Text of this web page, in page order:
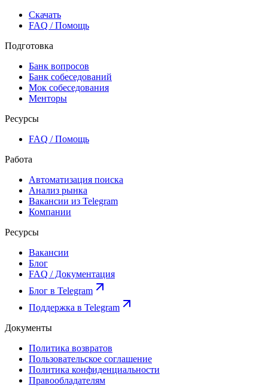
Скачать
FAQ / Помощь
Подготовка
Банк вопросов
Банк собеседований
Мок собеседования
Менторы
Ресурсы
FAQ / Помощь
Работа
Автоматизация поиска
Анализ рынка
Вакансии из Telegram
Компании
Ресурсы
Вакансии
Блог
FAQ / Документация
Блог в Telegram
Поддержка в Telegram
Документы
Политика возвратов
Пользовательское соглашение
Политика конфиденциальности
Правообладателям